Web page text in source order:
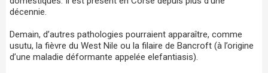
décennie.
Demain, d’autres pathologies pourraient apparaître, comme
usutu, la fièvre du West Nile ou la filaire de Bancroft (à l’origine
d’une maladie déformante appelée elefantiasis).